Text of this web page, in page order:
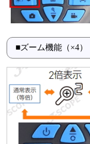
■ズーム機能（×4